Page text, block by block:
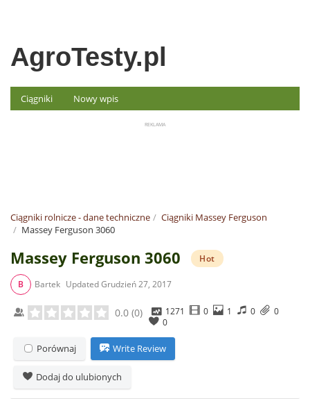
AgroTesty.pl
Ciągniki Nowy wpis
Ciągniki rolnicze - dane techniczne
Ciągniki Massey Ferguson
Massey Ferguson 3060
Massey Ferguson 3060 Hot
B Bartek UpdatedGrudzień 27, 2017
0.0 (0) 1271 0 1 0
0
0
Porównaj Write Review
Dodaj do ulubionych